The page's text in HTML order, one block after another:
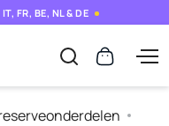
FR, BE, NL & DE